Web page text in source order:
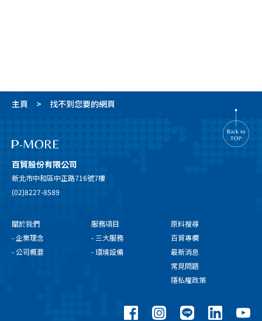
主頁 找不到您要的網頁
百貿股份有限公司
新北市中和區中正路716號7樓
(02)8227-8589
關於我們
- 企業理念
- 公司概要
服務項目
- 三大服務
- 環境設備
原料搜尋
百貿專欄
最新消息
常見問題
隱私權政策